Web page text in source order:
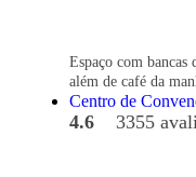
Espaço com bancas
além de café da
Centro de
4.6 3355